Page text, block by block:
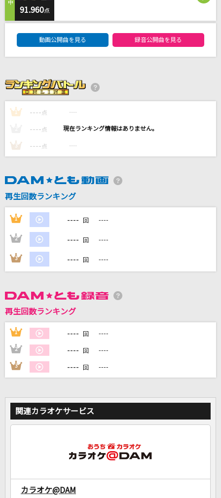
存在
Distorted Heart
炎と森のカーニバル
[生音]チェックのワンピース
back number
DAMの新曲・ランキングなど
カラオケ最新情報をチェック！
カラオケをもっと楽しもう！
家族や友達と一緒に！練習にも！
91.960点
動画公開曲を見る 録音公開曲を見る
1 ---- 点 ----
---- 点 ----
3 ---- 点 ----
再生回数ランキング
1 ---- 回 ----
2 ---- 回 ----
3 ---- 回 ----
再生回数ランキング
1 ---- 回 ----
2 ---- 回 ----
3 ---- 回 ----
関連カラオケサービス
カラオケ@DAM